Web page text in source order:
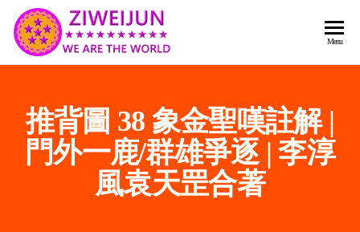
紫薇
《推
背
圖》
預
世
主
樂
章-
人
人
Menu
推背圖 38 象金聖嘆註解 |
門外一鹿/群雄爭逐 | 李淳
風袁天罡合著